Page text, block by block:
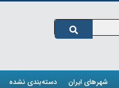
شهرهای ایران دسته‌بندی نشده